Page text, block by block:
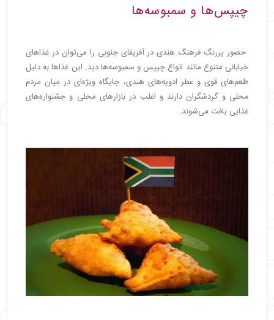
چیپس‌ها و سمبوسه‌ها
حضور پررنگ فرهنگ هندی در آفریقای جنوبی را می‌توان در غذاهای
خیابانی متنوع مانند انواع چیپس و سمبوسه‌ها دید. این غذاها به دلیل
طعم‌های قوی و عطر ادویه‌های هندی، جایگاه ویژه‌ای در میان مردم
محلی و گردشگران دارند و اغلب در بازارهای محلی و جشنواره‌های
غذایی یافت می‌شوند.